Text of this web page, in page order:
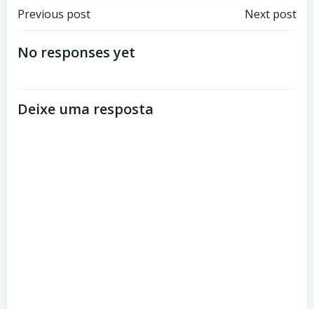
Navegação
de
Previous post
Navegação
Next post
No responses yet
Deixe uma resposta